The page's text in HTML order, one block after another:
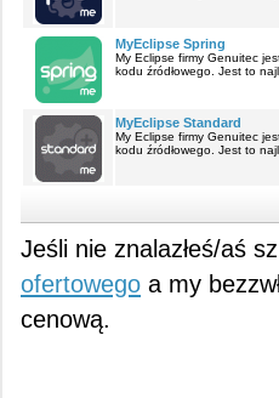
MyEclipse Spring
My Eclipse firmy Genuitec
kodu źródłowego. Jest to
MyEclipse Standard
My Eclipse firmy Genuitec
kodu źródłowego. Jest to
Jeśli nie znalazłeś/aś
ofertowego a my
cenową.